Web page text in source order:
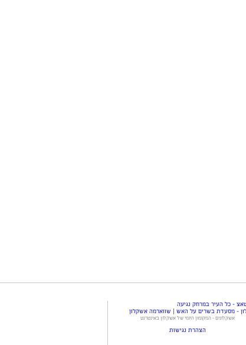
- כל העיר במרחק נגיעה
- מסעדת בשרים על האש | שווארמה אשקלון
אשקלונים - המקומון היומי של אשקלון באינטרנט
הצהרת נגישות